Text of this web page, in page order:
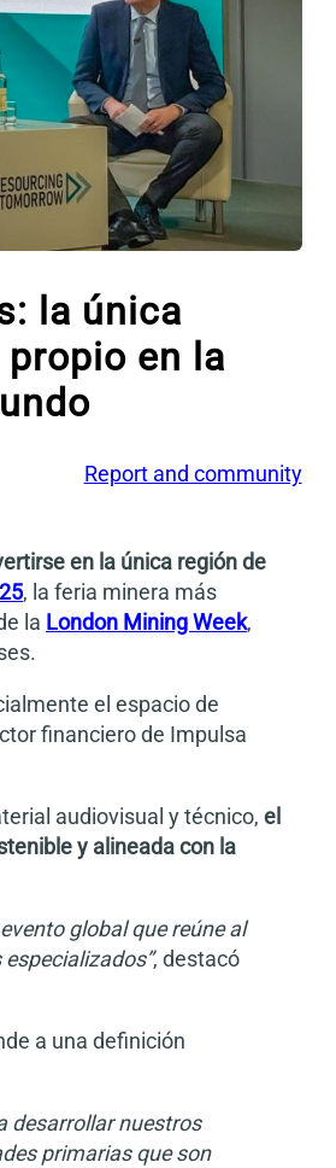
la única
en la
Report and community
en la única región de
, la feria minera más
la London Mining Week,
el espacio de
financiero de Impulsa
audiovisual y técnico, el
y alineada con la
global que reúne al
, destacó
a una definición
desarrollar nuestros
primarias que son